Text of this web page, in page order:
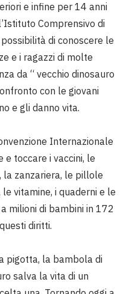
e infine per 14 anni
Comprensivo di
di conoscere le
e i ragazzi di molte
da “ vecchio dinosauro
con le giovani
e gli danno vita.
Internazionale
e toccare i vaccini, le
la zanzariera, le pillole
vitamine, i quaderni e le
milioni di bambini in 172
diritti.
pigotta, la bambola di
salva la vita di un